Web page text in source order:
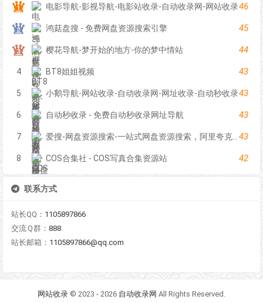
电影导航-影视导航-电影站收录-自动收录网-网站收录46
鸿菇盘搜 - 免费网盘资源搜索引擎 45
樱花导航-梦开始的地方-你的梦中情站 44
4 BT8姐姐视频 43
5 小鹅导航-网站收录-自动收录网-网址收录-自动秒收录43
6 自动秒收录 - 免费自动秒收录网址导航 43
7 爱搜-网盘资源搜索-一站式网盘资源搜索，阿里夸克百度迅雷UC全聚合43
8 COS合集社 - COS写真合集资源站 42
联系方式
站长QQ： 1105897866
交流Ｑ群： 888
站长邮箱： 1105897866@qq.com
网站收录 © 2023 - 2026 自动收录网 All Rights Reserved.